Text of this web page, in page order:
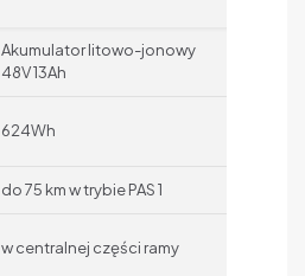
Akumulator litowo-jonowy
48V 13Ah
624Wh
do 75 km w trybie PAS 1
w centralnej części ramy